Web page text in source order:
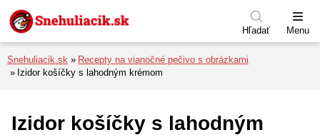
Preskočiť na menu
Preskočiť na obsah
Preskočiť na pätu
Hľadať Menu
Snehuliacik.sk
Recepty na vianočné pečivo s obrázkami
Izidor košíčky s lahodným krémom
Izidor košíčky s lahodným